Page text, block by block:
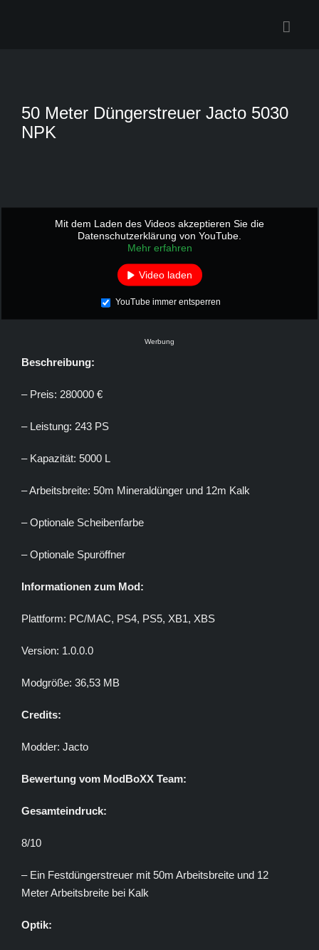
50 Meter Düngerstreuer Jacto 5030
NPK
Mit dem Laden des Videos akzeptieren Sie die
Datenschutzerklärung von YouTube.
Mehr erfahren
Video laden
YouTube immer entsperren
Werbung
Beschreibung:
– Preis: 280000 €
– Leistung: 243 PS
– Kapazität: 5000 L
– Arbeitsbreite: 50m Mineraldünger und 12m Kalk
– Optionale Scheibenfarbe
– Optionale Spuröffner
Informationen zum Mod:
Plattform: PC/MAC, PS4, PS5, XB1, XBS
Version: 1.0.0.0
Modgröße: 36,53 MB
Credits:
Modder: Jacto
Bewertung vom ModBoXX Team:
Gesamteindruck:
8/10
– Ein Festdüngerstreuer mit 50m Arbeitsbreite und 12
Meter Arbeitsbreite bei Kalk
Optik: